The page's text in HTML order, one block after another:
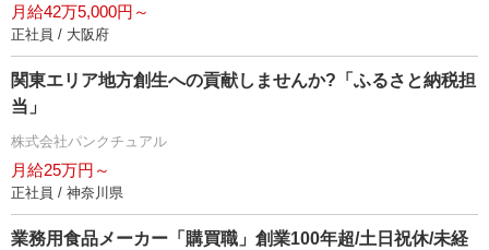
月給42万5,000円～
正社員 / 大阪府
関東エリア地方創生への貢献しませんか?「ふるさと納税担
当」
株式会社パンクチュアル
月給25万円～
正社員 / 神奈川県
業務用食品メーカー「購買職」創業100年超/土日祝休/未経